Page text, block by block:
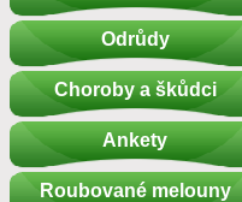
Odrůdy
Choroby a škůdci
Ankety
Roubované melouny